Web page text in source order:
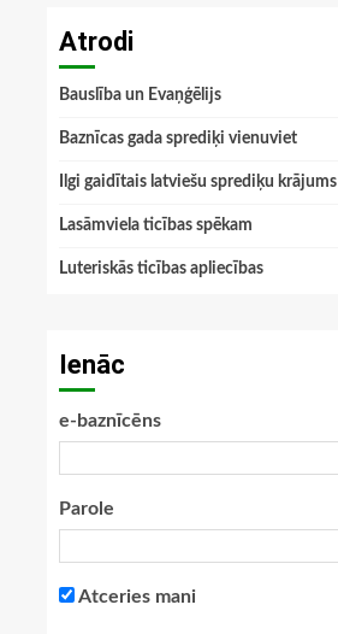
Atrodi
Bauslība un Evaņģēlijs
Baznīcas gada sprediķi vienuviet
Ilgi gaidītais latviešu sprediķu krājums
Lasāmviela ticības spēkam
Luteriskās ticības apliecības
Ienāc
e-baznīcēns
Parole
Atceries mani